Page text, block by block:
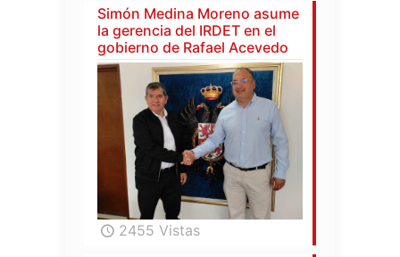
Simón Medina Moreno asume
la gerencia del IRDET en el
gobierno de Rafael Acevedo
2455 Vistas